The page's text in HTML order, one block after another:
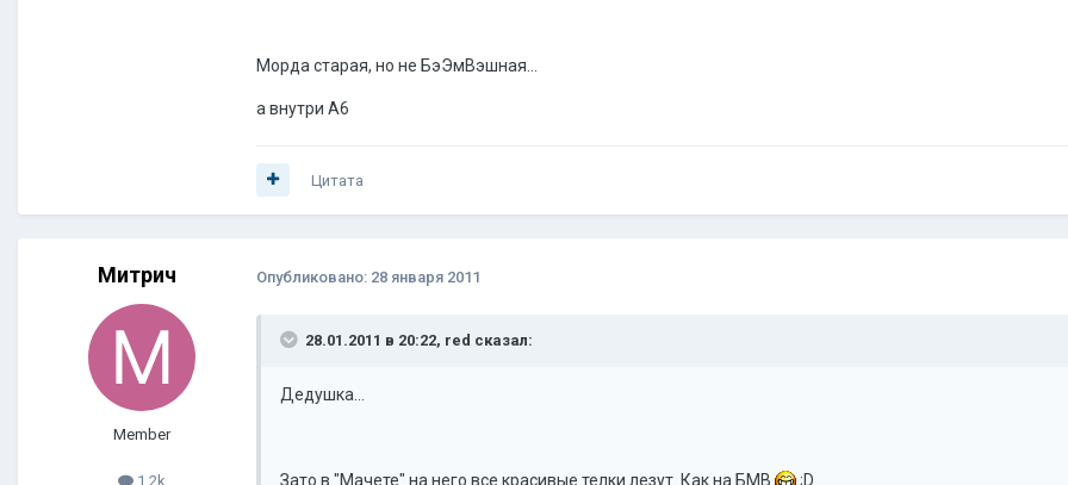
Морда старая, но не БэЭмВэшная...
а внутри А6
Цитата
Митрич
Member
1,2k
Опубликовано: 28 января 2011
28.01.2011 в 20:22, red сказал:
Дедушка...
Зато в "Мачете" на него все красивые телки лезут. Как на БМВ ;D